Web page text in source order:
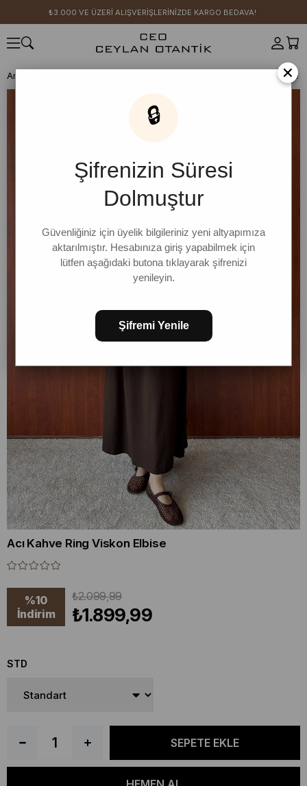
₺3.000 VE ÜZERİ ALIŞVERİŞLERİNİZDE KARGO BEDAVA!
Anasayfa Acı Kahve Ring Viskon Elbise
Acı Kahve Ring Viskon Elbise
%10
İndirim
₺2.099,99
₺1.899,99
STD
×
🔒
Şifrenizin Süresi
Dolmuştur
Güvenliğiniz için üyelik bilgileriniz yeni altyapımıza
aktarılmıştır. Hesabınıza giriş yapabilmek için
lütfen aşağıdaki butona tıklayarak şifrenizi
yenileyin.
Şifremi Yenile